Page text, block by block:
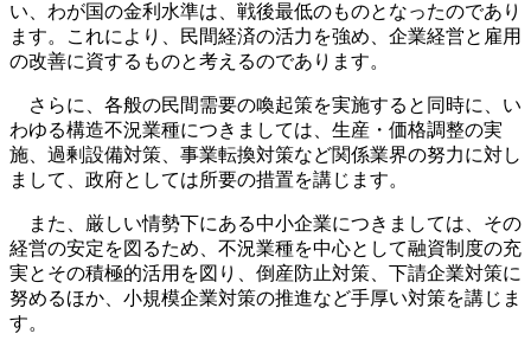
い、わが国の金利水準は、戦後最低のものとなったのであり
ます。これにより、民間経済の活力を強め、企業経営と雇用
の改善に資するものと考えるのであります。
さらに、各般の民間需要の喚起策を実施すると同時に、い
わゆる構造不況業種につきましては、生産・価格調整の実
施、過剰設備対策、事業転換対策など関係業界の努力に対し
まして、政府としては所要の措置を講じます。
また、厳しい情勢下にある中小企業につきましては、その
経営の安定を図るため、不況業種を中心として融資制度の充
実とその積極的活用を図り、倒産防止対策、下請企業対策に
努めるほか、小規模企業対策の推進など手厚い対策を講じま
す。